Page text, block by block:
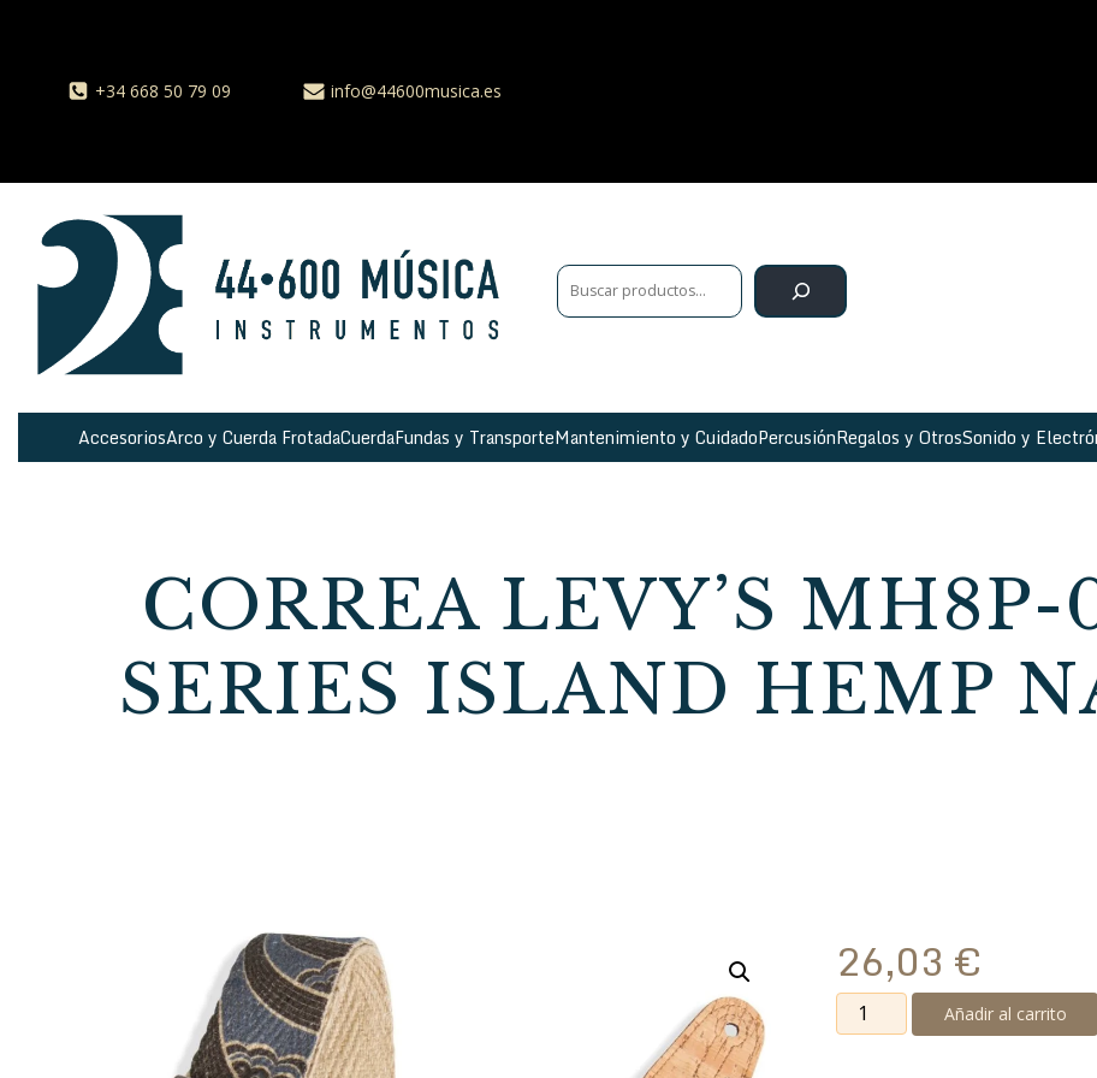
+34 668 50 79 09 info@44600musica.es
AccesoriosArco y Cuerda FrotadaCuerdaFundas y TransporteMantenimiento y CuidadoPercusiónRegalos y OtrosSonido y
CORREA LEVY’S
SERIES ISLAND HEMP
26,03 €
Correa
Levy's
Añadir al carrito